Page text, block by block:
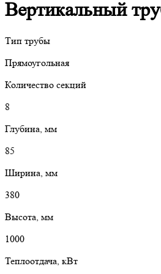
Вертикальный
Тип трубы
Прямоугольная
Количество секций
8
Глубина, мм
85
Ширина, мм
380
Высота, мм
1000
Теплоотдача, кВт